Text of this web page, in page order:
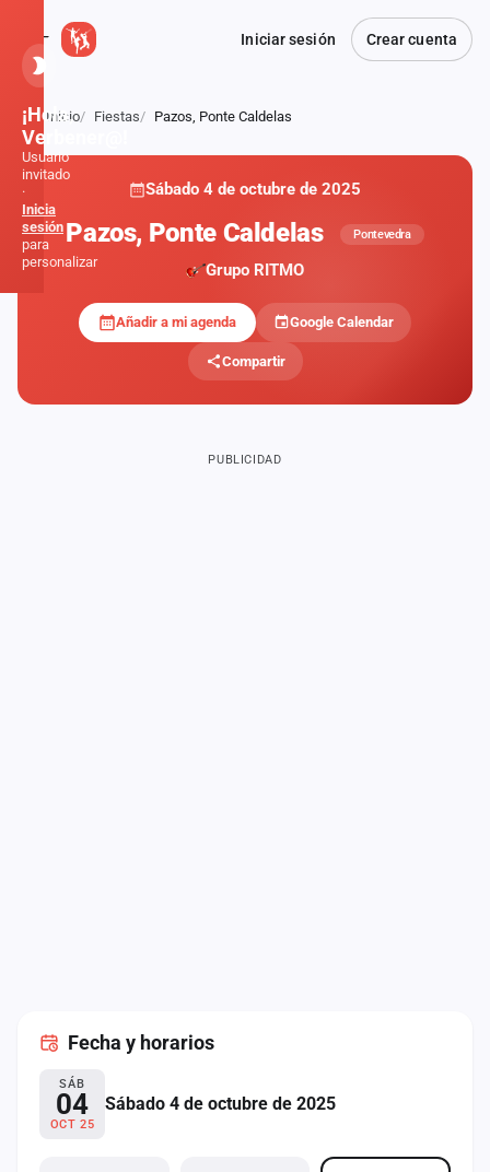
Iniciar sesión Crear cuenta
Atrás
Inicio Fiestas Pazos, Ponte Caldelas
Sábado 4 de octubre de 2025
Pazos, Ponte Caldelas Pontevedra
Grupo RITMO
Añadir a mi agenda Google Calendar
Compartir
PUBLICIDAD
Fecha y horarios
SÁB
04
OCT 25
Sábado 4 de octubre de 2025
¡Hola,
Verbener@!
Usuario
invitado
·
Inicia
sesión
para
personalizar
Administración
Contacto